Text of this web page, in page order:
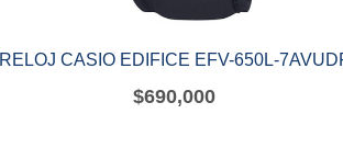
RELOJ CASIO EDIFICE EFV-650L-
$690,000